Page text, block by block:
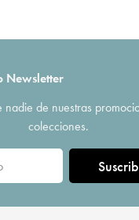
Newsletter
nadie de nuestras
colecciones.